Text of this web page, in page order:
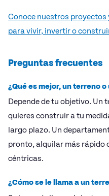
Conoce nuestros proyectos
para vivir, invertir o
Preguntas frecuentes
¿Qué es mejor, un terreno
Depende de tu objetivo. Un
quieres construir a tu
largo plazo. Un
pronto, alquilar más rápido
céntricas.
¿Cómo se le llama a un